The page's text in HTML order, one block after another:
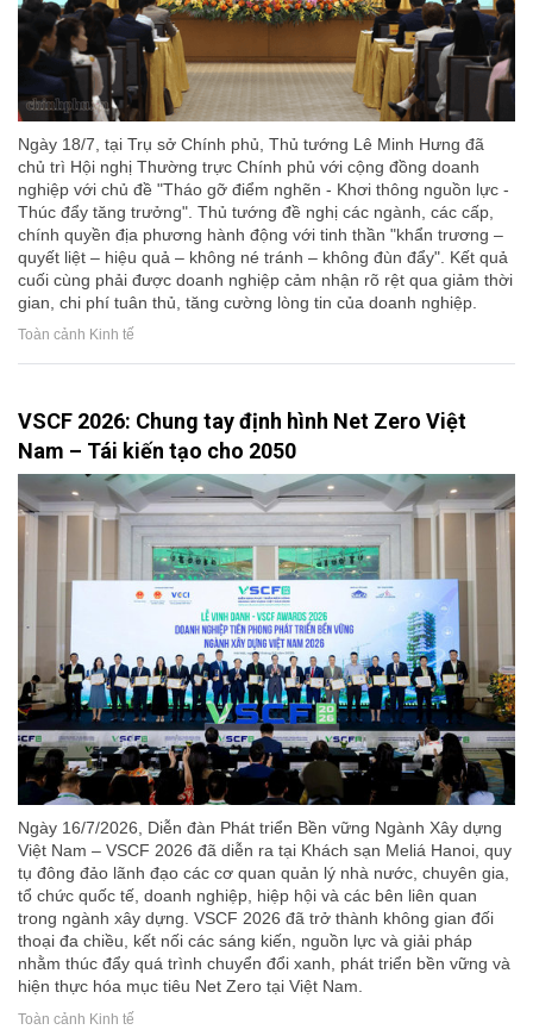
Ngày 18/7, tại Trụ sở Chính phủ, Thủ tướng Lê Minh Hưng đã
chủ trì Hội nghị Thường trực Chính phủ với cộng đồng doanh
nghiệp với chủ đề "Tháo gỡ điểm nghẽn - Khơi thông nguồn lực -
Thúc đẩy tăng trưởng". Thủ tướng đề nghị các ngành, các cấp,
chính quyền địa phương hành động với tinh thần "khẩn trương –
quyết liệt – hiệu quả – không né tránh – không đùn đẩy". Kết quả
cuối cùng phải được doanh nghiệp cảm nhận rõ rệt qua giảm thời
gian, chi phí tuân thủ, tăng cường lòng tin của doanh nghiệp.
Toàn cảnh Kinh tế
VSCF 2026: Chung tay định hình Net Zero Việt
Nam – Tái kiến tạo cho 2050
Ngày 16/7/2026, Diễn đàn Phát triển Bền vững Ngành Xây dựng
Việt Nam – VSCF 2026 đã diễn ra tại Khách sạn Meliá Hanoi, quy
tụ đông đảo lãnh đạo các cơ quan quản lý nhà nước, chuyên gia,
tổ chức quốc tế, doanh nghiệp, hiệp hội và các bên liên quan
trong ngành xây dựng. VSCF 2026 đã trở thành không gian đối
thoại đa chiều, kết nối các sáng kiến, nguồn lực và giải pháp
nhằm thúc đẩy quá trình chuyển đổi xanh, phát triển bền vững và
hiện thực hóa mục tiêu Net Zero tại Việt Nam.
Toàn cảnh Kinh tế